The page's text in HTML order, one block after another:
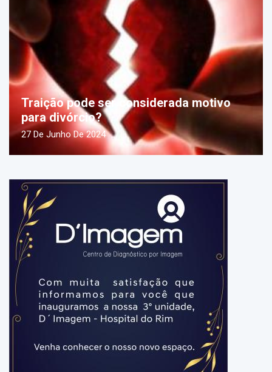
Traição pode ser considerada motivo
para divórcio?
27 De Junho De 2024